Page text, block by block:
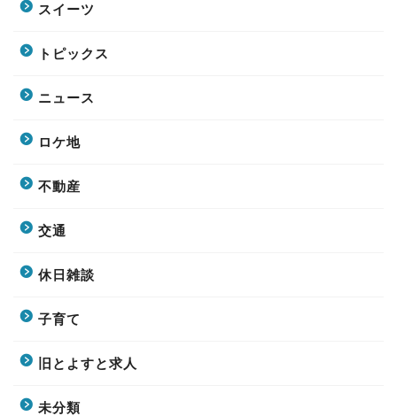
スイーツ
トピックス
ニュース
ロケ地
不動産
交通
休日雑談
子育て
旧とよすと求人
未分類